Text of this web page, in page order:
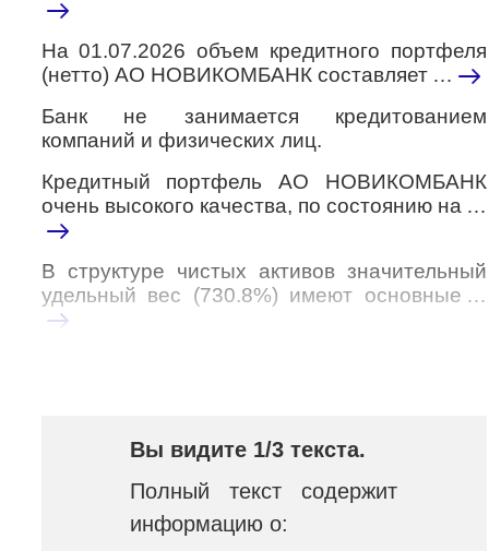
На 01.07.2026 объем кредитного портфеля
(нетто) АО НОВИКОМБАНК составляет …
Банк не занимается кредитованием
компаний и физических лиц.
Кредитный портфель АО НОВИКОМБАНК
очень высокого качества, по состоянию на …
В структуре чистых активов значительный
удельный вес (730.8%) имеют основные …
Вы видите 1/3 текста.
Полный текст содержит
информацию о: